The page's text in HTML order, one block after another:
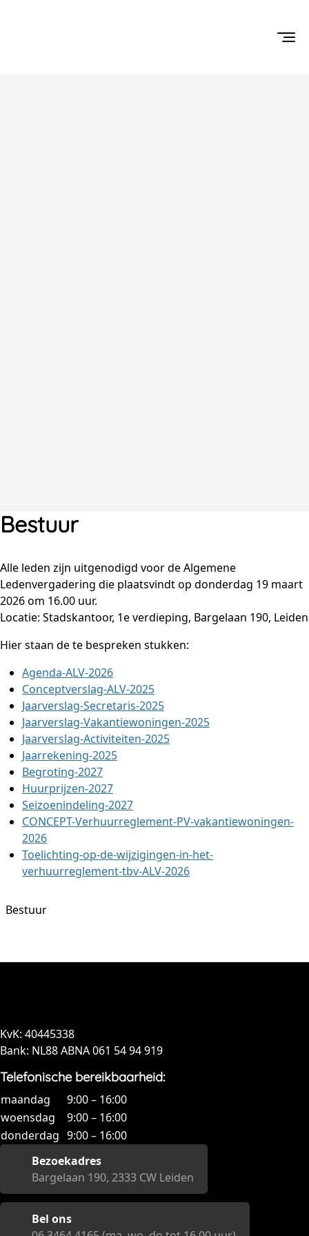
Bestuur
Alle leden zijn uitgenodigd voor de Algemene
Ledenvergadering die plaatsvindt op donderdag 19 maart
2026 om 16.00 uur.
Locatie: Stadskantoor, 1e verdieping, Bargelaan 190, Leiden
Hier staan de te bespreken stukken:
Agenda-ALV-2026
Conceptverslag-ALV-2025
Jaarverslag-Secretaris-2025
Jaarverslag-Vakantiewoningen-2025
Jaarverslag-Activiteiten-2025
Jaarrekening-2025
Begroting-2027
Huurprijzen-2027
Seizoenindeling-2027
CONCEPT-Verhuurreglement-PV-vakantiewoningen-
2026
Toelichting-op-de-wijzigingen-in-het-
verhuurreglement-tbv-ALV-2026
Bestuur
KvK: 40445338
Bank: NL88 ABNA 061 54 94 919
Telefonische bereikbaarheid:
maandag
9:00 – 16:00
woensdag
9:00 – 16:00
donderdag 9:00 – 16:00
Bezoekadres
Bargelaan 190, 2333 CW Leiden
Bel ons